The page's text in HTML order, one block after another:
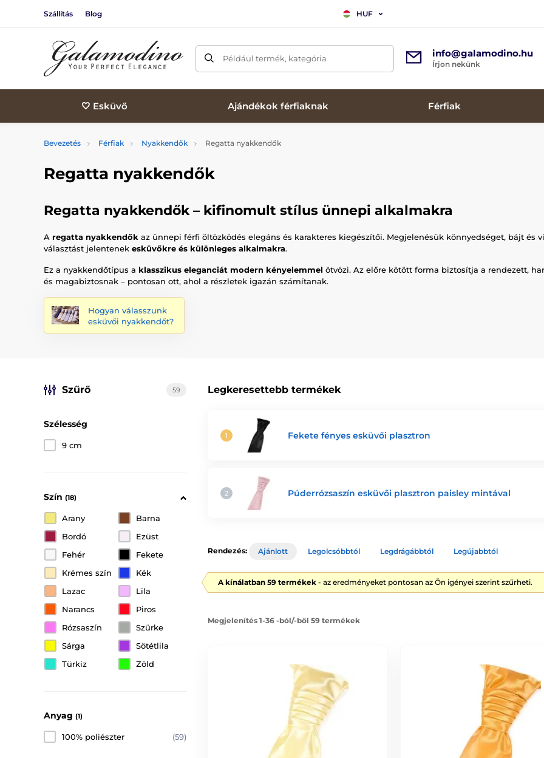
Szállítás Blog HUF
Például termék, kategória info@galamodino.hu
Írjon nekünk
🤍 Esküvő Ajándékok férfiaknak Férfiak
Bevezetés Férfiak Nyakkendők Regatta nyakkendők
Regatta nyakkendők
Regatta nyakkendők – kifinomult stílus ünnepi alkalmakra
A regatta nyakkendők az ünnepi férfi öltözködés elegáns és karakteres kiegészítői. Megjelenésük könnyedséget, bájt és
választást jelentenek esküvőkre és különleges alkalmakra.
Ez a nyakkendőtípus a klasszikus eleganciát modern kényelemmel ötvözi. Az előre kötött forma biztosítja a rendezett,
és magabiztosnak – pontosan ott, ahol a részletek igazán számítanak.
Hogyan válasszunk
esküvői nyakkendőt?
Legkeresettebb termékek
Fekete fényes esküvői plasztron
Púderrózsaszín esküvői plasztron paisley mintával
Szűrő 59
Szélesség
9 cm
Szín (18)
Arany
Barna
Bordó
Ezüst
Fehér
Fekete
Krémes szín
Kék
Lazac
Lila
Narancs
Piros
Rózsaszín
Szürke
Sárga
Sötétlila
Türkiz
Zöld
Anyag (1)
100% poliészter (59)
Rendezés: Ajánlott Legolcsóbbtól Legdrágábbtól Legújabbtól
A kínálatban 59 termékek - az eredményeket pontosan az Ön igényei szerint szűrheti.
Megjelenítés 1-36 -ból/-ből 59 termékek